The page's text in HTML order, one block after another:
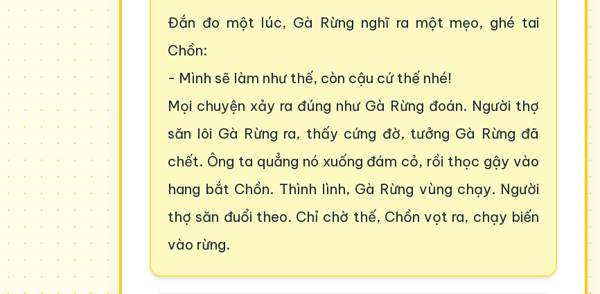
Đắn đo một lúc, Gà Rừng nghĩ ra một mẹo, ghé tai
Chồn:
- Mình sẽ làm như thế, còn cậu cứ thế nhé!
Mọi chuyện xảy ra đúng như Gà Rừng đoán. Người thợ
săn lôi Gà Rừng ra, thấy cứng đờ, tưởng Gà Rừng đã
chết. Ông ta quẳng nó xuống đám cỏ, rồi thọc gậy vào
hang bắt Chồn. Thình lình, Gà Rừng vùng chạy. Người
thợ săn đuổi theo. Chỉ chờ thế, Chồn vọt ra, chạy biến
vào rừng.